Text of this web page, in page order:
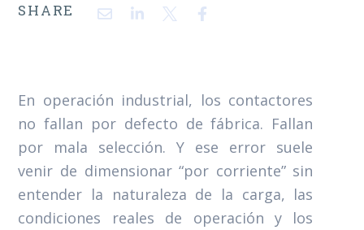
SHARE
En operación industrial, los contactores
no fallan por defecto de fábrica. Fallan
por mala selección. Y ese error suele
venir de dimensionar “por corriente” sin
entender la naturaleza de la carga, las
condiciones reales de operación y los